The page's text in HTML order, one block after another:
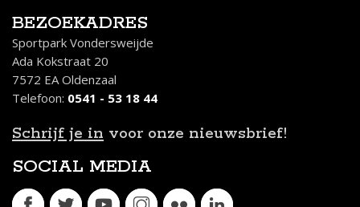
BEZOEKADRES
Sportpark Vondersweijde
Ada Kokstraat 20
7572 EA Oldenzaal
Telefoon: 0541 - 53 18 44
Schrijf je in voor onze nieuwsbrief!
SOCIAL MEDIA